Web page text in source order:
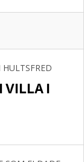
VILLA I